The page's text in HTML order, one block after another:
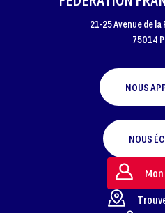
21-25 Avenue de
75014
NOUS
NOUS